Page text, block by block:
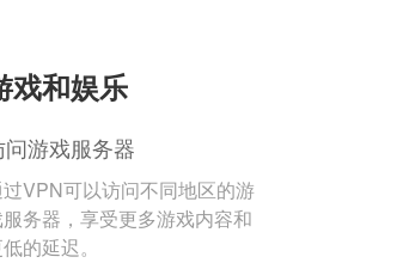
戏和娱乐
问游戏服务器
VPN可以访问不同地区的游
务器，享受更多游戏内容和
的延迟。